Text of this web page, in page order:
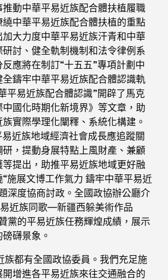
動中華平易近族配合體扶植履職
中華平易近族配合體扶植的重點
大力度中華平易近族汗青和中華
討、健全軌制機制和法令律例系
應將在制訂“十五五”專項計劃中
鑄牢中華平易近族配合體認識軌
平易近族配合體認識”開辟了馬克
國化時期化新境界》等文章，助
實際學理化闡釋、系統化構建。
近族地域經濟社會成長應追蹤關
，提動身展特點上風財產、兼顧
提出，助推平易近族地域更好融
施展文博工作氣力 鑄牢中華平易近
深度協商討政。全國政協辦公廳介
近族同歌—新疆西躲美術作品
黨的平易近族任務輝煌成績，展示
礴景象。
族都有全國政協委員。我們充足施
增進各平易近族來往交通融合的